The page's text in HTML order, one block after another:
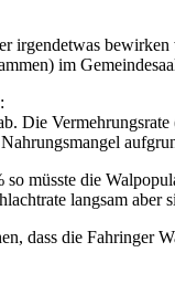
irgendetwas
im
Die
müsste die
langsam aber
dass die Fahringer